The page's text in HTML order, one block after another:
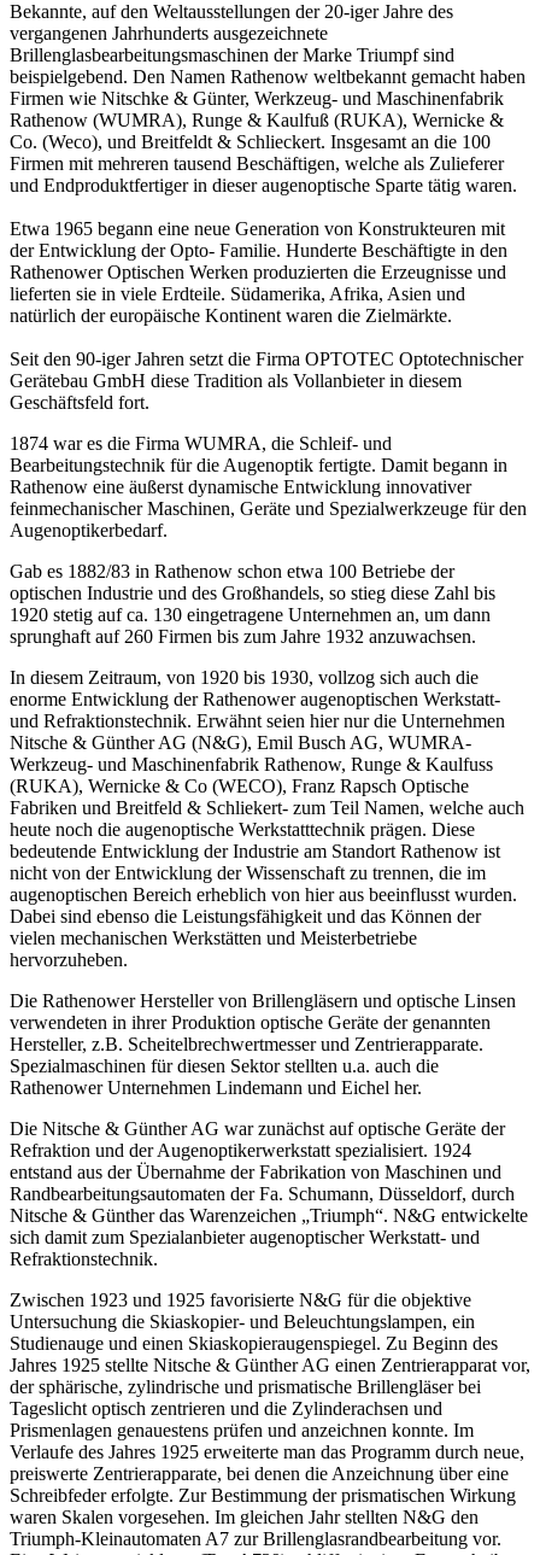
Bekannte, auf den Weltausstellungen der 20-iger Jahre des
vergangenen Jahrhunderts ausgezeichnete
Brillenglasbearbeitungsmaschinen der Marke Triumpf sind
beispielgebend. Den Namen Rathenow weltbekannt gemacht haben
Firmen wie Nitschke & Günter, Werkzeug- und Maschinenfabrik
Rathenow (WUMRA), Runge & Kaulfuß (RUKA), Wernicke &
Co. (Weco), und Breitfeldt & Schlieckert. Insgesamt an die 100
Firmen mit mehreren tausend Beschäftigen, welche als Zulieferer
und Endproduktfertiger in dieser augenoptische Sparte tätig waren.
Etwa 1965 begann eine neue Generation von Konstrukteuren mit
der Entwicklung der Opto- Familie. Hunderte Beschäftigte in den
Rathenower Optischen Werken produzierten die Erzeugnisse und
lieferten sie in viele Erdteile. Südamerika, Afrika, Asien und
natürlich der europäische Kontinent waren die Zielmärkte.
Seit den 90-iger Jahren setzt die Firma OPTOTEC Optotechnischer
Gerätebau GmbH diese Tradition als Vollanbieter in diesem
Geschäftsfeld fort.
1874 war es die Firma WUMRA, die Schleif- und
Bearbeitungstechnik für die Augenoptik fertigte. Damit begann in
Rathenow eine äußerst dynamische Entwicklung innovativer
feinmechanischer Maschinen, Geräte und Spezialwerkzeuge für den
Augenoptikerbedarf.
Gab es 1882/83 in Rathenow schon etwa 100 Betriebe der
optischen Industrie und des Großhandels, so stieg diese Zahl bis
1920 stetig auf ca. 130 eingetragene Unternehmen an, um dann
sprunghaft auf 260 Firmen bis zum Jahre 1932 anzuwachsen.
In diesem Zeitraum, von 1920 bis 1930, vollzog sich auch die
enorme Entwicklung der Rathenower augenoptischen Werkstatt-
und Refraktionstechnik. Erwähnt seien hier nur die Unternehmen
Nitsche & Günther AG (N&G), Emil Busch AG, WUMRA-
Werkzeug- und Maschinenfabrik Rathenow, Runge & Kaulfuss
(RUKA), Wernicke & Co (WECO), Franz Rapsch Optische
Fabriken und Breitfeld & Schliekert- zum Teil Namen, welche auch
heute noch die augenoptische Werkstatttechnik prägen. Diese
bedeutende Entwicklung der Industrie am Standort Rathenow ist
nicht von der Entwicklung der Wissenschaft zu trennen, die im
augenoptischen Bereich erheblich von hier aus beeinflusst wurden.
Dabei sind ebenso die Leistungsfähigkeit und das Können der
vielen mechanischen Werkstätten und Meisterbetriebe
hervorzuheben.
Die Rathenower Hersteller von Brillengläsern und optische Linsen
verwendeten in ihrer Produktion optische Geräte der genannten
Hersteller, z.B. Scheitelbrechwertmesser und Zentrierapparate.
Spezialmaschinen für diesen Sektor stellten u.a. auch die
Rathenower Unternehmen Lindemann und Eichel her.
Die Nitsche & Günther AG war zunächst auf optische Geräte der
Refraktion und der Augenoptikerwerkstatt spezialisiert. 1924
entstand aus der Übernahme der Fabrikation von Maschinen und
Randbearbeitungsautomaten der Fa. Schumann, Düsseldorf, durch
Nitsche & Günther das Warenzeichen „Triumph“. N&G entwickelte
sich damit zum Spezialanbieter augenoptischer Werkstatt- und
Refraktionstechnik.
Zwischen 1923 und 1925 favorisierte N&G für die objektive
Untersuchung die Skiaskopier- und Beleuchtungslampen, ein
Studienauge und einen Skiaskopieraugenspiegel. Zu Beginn des
Jahres 1925 stellte Nitsche & Günther AG einen Zentrierapparat vor,
der sphärische, zylindrische und prismatische Brillengläser bei
Tageslicht optisch zentrieren und die Zylinderachsen und
Prismenlagen genauestens prüfen und anzeichnen konnte. Im
Verlaufe des Jahres 1925 erweiterte man das Programm durch neue,
preiswerte Zentrierapparate, bei denen die Anzeichnung über eine
Schreibfeder erfolgte. Zur Bestimmung der prismatischen Wirkung
waren Skalen vorgesehen. Im gleichen Jahr stellten N&G den
Triumph-Kleinautomaten A7 zur Brillenglasrandbearbeitung vor.